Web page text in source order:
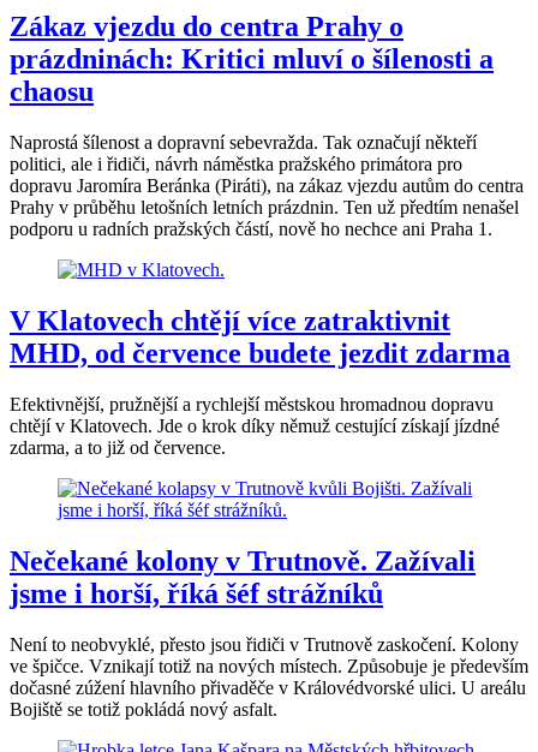
Zákaz vjezdu do centra Prahy o
prázdninách: Kritici mluví o šílenosti a
chaosu
Naprostá šílenost a dopravní sebevražda. Tak označují někteří
politici, ale i řidiči, návrh náměstka pražského primátora pro
dopravu Jaromíra Beránka (Piráti), na zákaz vjezdu autům do centra
Prahy v průběhu letošních letních prázdnin. Ten už předtím nenašel
podporu u radních pražských částí, nově ho nechce ani Praha 1.
V Klatovech chtějí více zatraktivnit
MHD, od července budete jezdit zdarma
Efektivnější, pružnější a rychlejší městskou hromadnou dopravu
chtějí v Klatovech. Jde o krok díky němuž cestující získají jízdné
zdarma, a to již od července.
Nečekané kolony v Trutnově. Zažívali
jsme i horší, říká šéf strážníků
Není to neobvyklé, přesto jsou řidiči v Trutnově zaskočení. Kolony
ve špičce. Vznikají totiž na nových místech. Způsobuje je především
dočasné zúžení hlavního přivaděče v Královédvorské ulici. U areálu
Bojiště se totiž pokládá nový asfalt.